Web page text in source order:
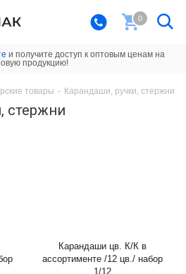
0
и получите доступ к оптовым ценам на
продукцию!
товары - Карандаши, ручки, стержни
стержни
Карандаши цв. К/К в
ассортименте /12 цв./ набор
1/12